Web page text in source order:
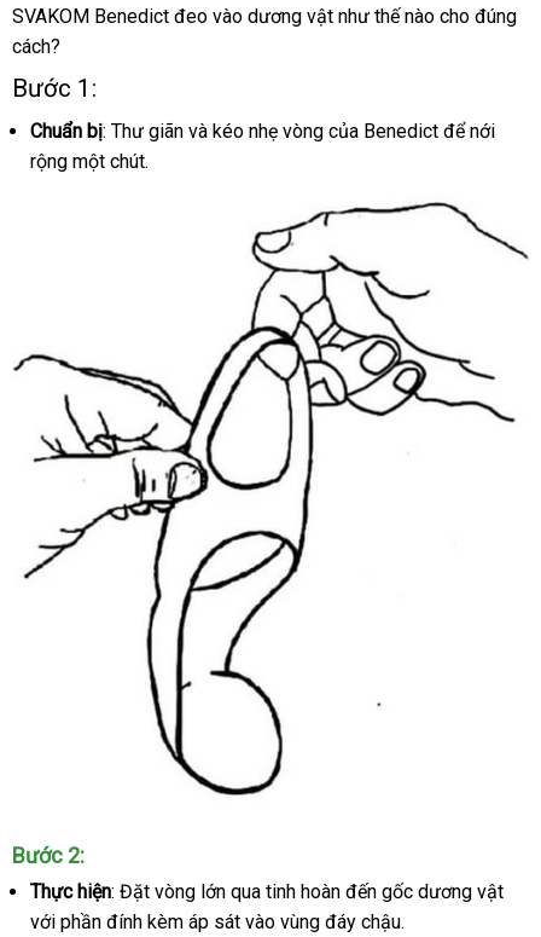
SVAKOM Benedict đeo vào dương vật như thế nào cho đúng
cách?
Bước 1:
Chuẩn bị: Thư giãn rẻ
và kéo nhẹ vòng xuất
của Benedict hàng
để nới
rộng một chút.
Vòng
đeo
dương
vật
Bước 2:
Thực hiện: Đặt vòng lớn qua tinh hoàn đến gốc dương vật
với phần đính kèm áp sát vào vùng đáy chậu.